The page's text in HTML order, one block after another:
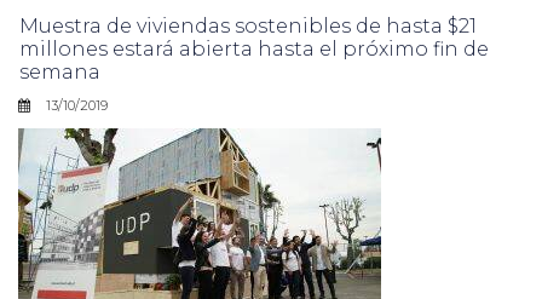
Muestra de viviendas sostenibles de hasta $21
millones estará abierta hasta el próximo fin de
semana
13/10/2019